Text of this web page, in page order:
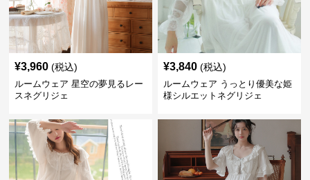
¥3,960 (税込)
ルームウェア 星空の夢見るレー
スネグリジェ
¥3,840 (税込)
ルームウェア うっとり優美な姫
様シルエットネグリジェ